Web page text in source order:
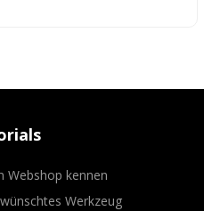
Webshop kennen
Werkzeug